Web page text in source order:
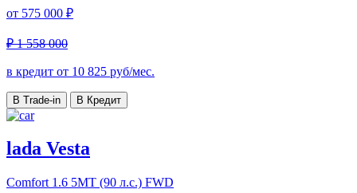
от 575 000 ₽
₽ 1 558 000
в кредит от 10 825 руб/мес.
В Trade-in В Кредит
lada Vesta
Comfort 1.6 5MT (90 л.с.) FWD